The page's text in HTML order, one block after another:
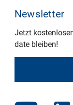
Newsletter
Jetzt
date bleiben!